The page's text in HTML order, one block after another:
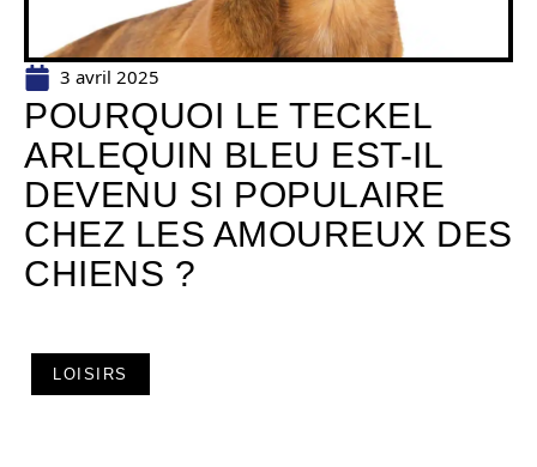
3 avril 2025
POURQUOI LE TECKEL
ARLEQUIN BLEU EST-IL
DEVENU SI POPULAIRE
CHEZ LES AMOUREUX DES
CHIENS ?
LOISIRS